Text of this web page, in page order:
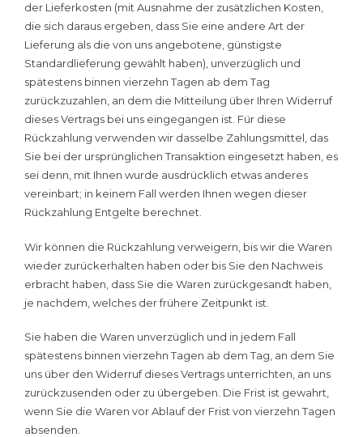
der Lieferkosten (mit Ausnahme der zusätzlichen Kosten,
die sich daraus ergeben, dass Sie eine andere Art der
Lieferung als die von uns angebotene, günstigste
Standardlieferung gewählt haben), unverzüglich und
spätestens binnen vierzehn Tagen ab dem Tag
zurückzuzahlen, an dem die Mitteilung über Ihren Widerruf
dieses Vertrags bei uns eingegangen ist. Für diese
Rückzahlung verwenden wir dasselbe Zahlungsmittel, das
Sie bei der ursprünglichen Transaktion eingesetzt haben, es
sei denn, mit Ihnen wurde ausdrücklich etwas anderes
vereinbart; in keinem Fall werden Ihnen wegen dieser
Rückzahlung Entgelte berechnet.
Wir können die Rückzahlung verweigern, bis wir die Waren
wieder zurückerhalten haben oder bis Sie den Nachweis
erbracht haben, dass Sie die Waren zurückgesandt haben,
je nachdem, welches der frühere Zeitpunkt ist.
Sie haben die Waren unverzüglich und in jedem Fall
spätestens binnen vierzehn Tagen ab dem Tag, an dem Sie
uns über den Widerruf dieses Vertrags unterrichten, an uns
zurückzusenden oder zu übergeben. Die Frist ist gewahrt,
wenn Sie die Waren vor Ablauf der Frist von vierzehn Tagen
absenden.